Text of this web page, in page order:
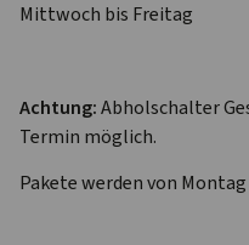
Mittwoch bis Freitag
Achtung:Abholschalter
Termin möglich.
Pakete werden von